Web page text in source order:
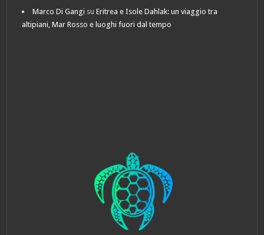
Marco Di Gangi suEritrea e Isole Dahlak: un viaggio tra
altipiani, Mar Rosso e luoghi fuori dal tempo